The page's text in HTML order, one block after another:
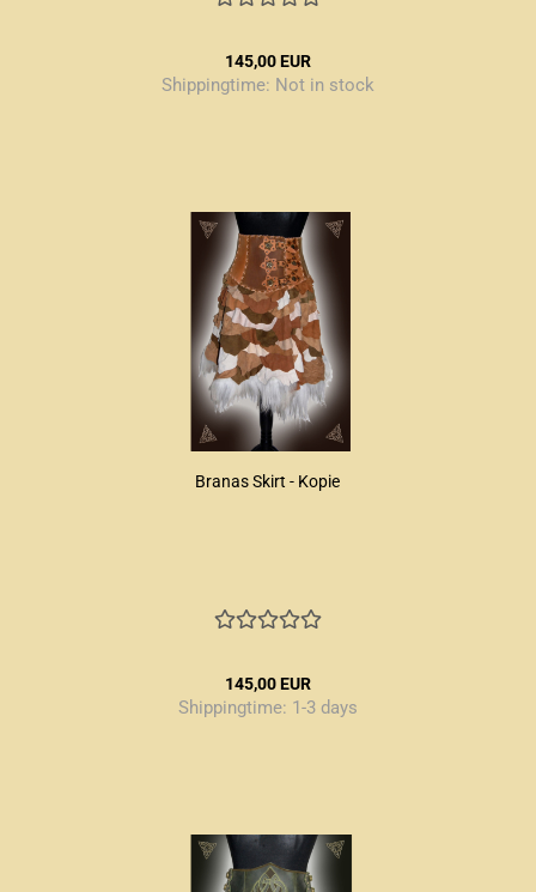
145,00 EUR
Shippingtime: Not in stock
Branas Skirt - Kopie
145,00 EUR
Shippingtime: 1-3 days